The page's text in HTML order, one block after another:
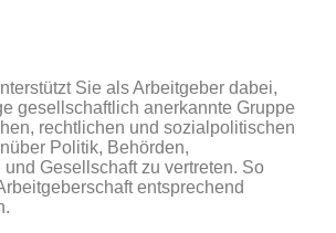
Sie als Arbeitgeber dabei,
gesellschaftlich anerkannte Gruppe
rechtlichen und sozialpolitischen
Politik, Behörden,
und Gesellschaft zu vertreten. So
entsprechend